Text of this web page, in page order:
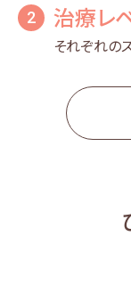
2 治療レ
それぞれの